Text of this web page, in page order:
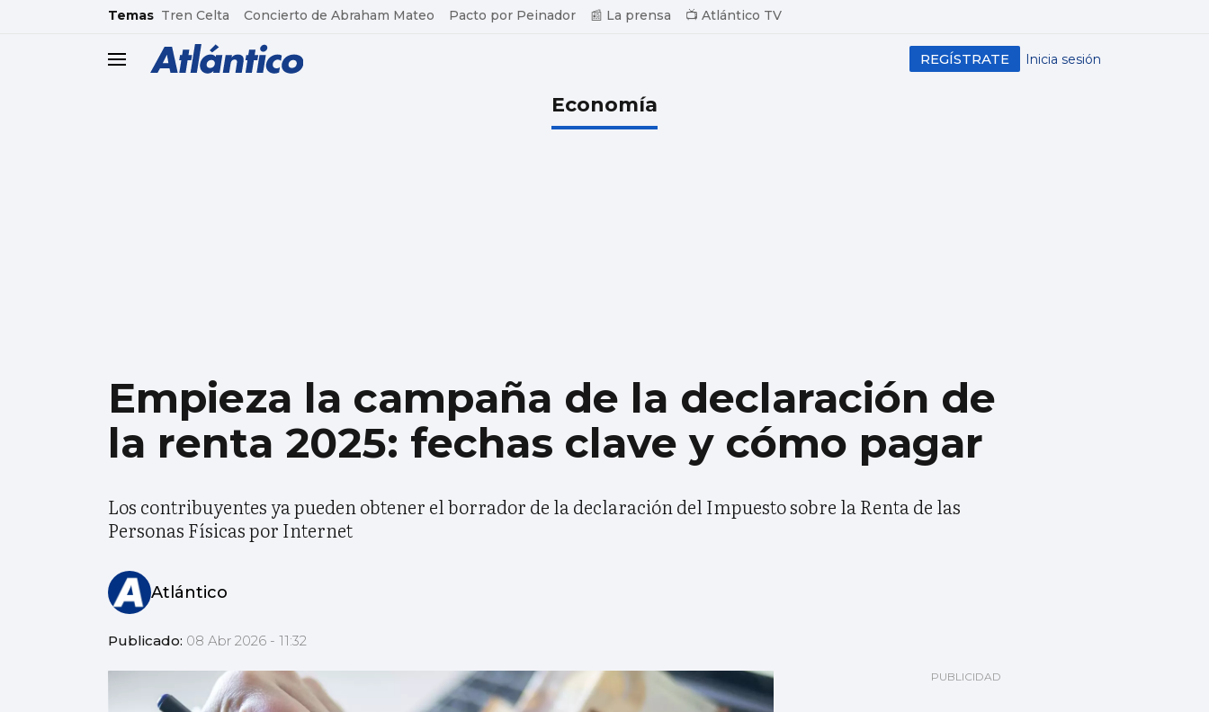
common.go-to-content
Temas Tren Celta Concierto de Abraham Mateo Pacto por Peinador 📰 La prensa 📺 Atlántico TV
header.menu.open Inicia sesión
REGÍSTRATE
Economía
Empieza la campaña de la declaración de
la renta 2025: fechas clave y cómo pagar
Los contribuyentes ya pueden obtener el borrador de la declaración del Impuesto sobre la Renta de las
Personas Físicas por Internet
Atlántico
Publicado: 08 Abr 2026 - 11:32